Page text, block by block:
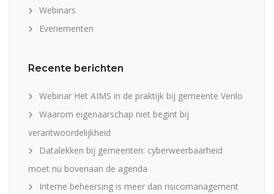
Webinars
Evenementen
Recente berichten
Webinar Het AIMS in de praktijk bij gemeente Venlo
Waarom eigenaarschap niet begint bij
verantwoordelijkheid
Datalekken bij gemeenten: cyberweerbaarheid
moet nu bovenaan de agenda
Interne beheersing is meer dan risicomanagement